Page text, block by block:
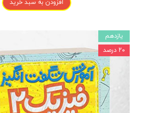
افزودن به سبد خرید
یازدهم
۲۰ درصد